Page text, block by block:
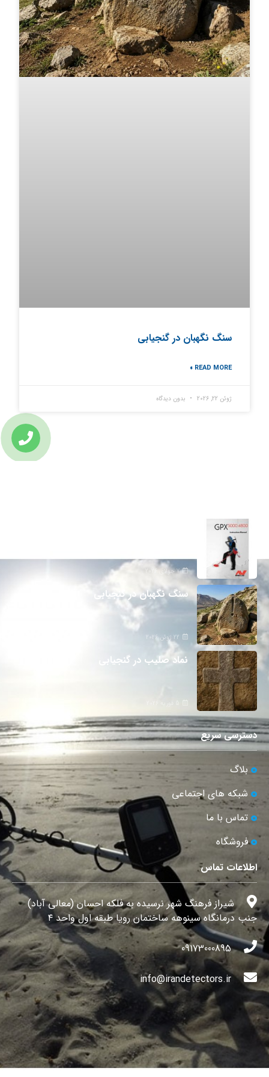
سنگ نگهبان در گنجیابی
READ MORE »
ژوئن 22, 2026 بدون دیدگاه
7 جولای 2026
سنگ نگهبان در گنجیابی
22 ژوئن 2026
نماد صلیب در گنجیابی
دسترسی سریع
بلاگ
شبکه های اجتماعی
تماس با ما
فروشگاه
اطلاعات تماس
شیراز فرهنگ شهر نرسیده به فلکه احسان (معالی آباد)
جنب درمانگاه سینوهه ساختمان رویا طبقه اول واحد ۴
09173000895
info@irandetectors.ir